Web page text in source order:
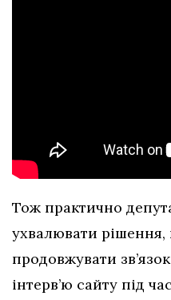
Тож практично
ухвалювати рішення,
продовжувати
інтерв’ю сайту під